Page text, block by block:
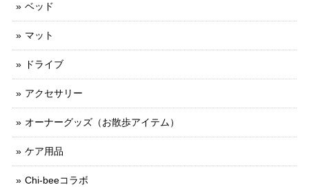
ベッド
マット
ドライブ
アクセサリー
オーナーグッズ（お散歩アイテム）
ケア用品
Chi-beeコラボ